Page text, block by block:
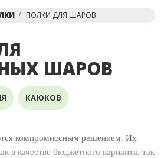
ПОЛКИ ДЛЯ ШАРОВ
ШАРОВ
КАЮКОВ
компромиссным решением. Их
в качестве бюджетного варианта, так